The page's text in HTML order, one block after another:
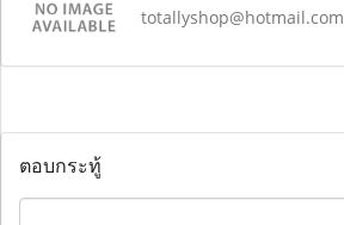
totallyshop@hotmail.com
ตอบกระทู้